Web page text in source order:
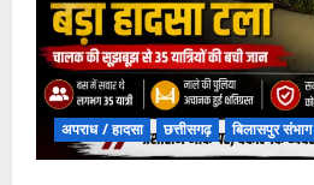
अपराध / हादसा छत्तीसगढ़ बिलासपुर संभाग